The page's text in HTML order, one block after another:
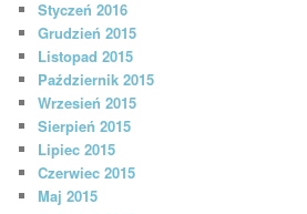
Styczeń 2016
Grudzień 2015
Listopad 2015
Październik 2015
Wrzesień 2015
Sierpień 2015
Lipiec 2015
Czerwiec 2015
Maj 2015